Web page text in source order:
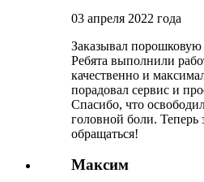
03 апреля 2022 года
Заказывал порошковую
Ребята выполнили
качественно и
порадовал сервис и
Спасибо, что
головной боли. Теперь
обращаться!
Максим